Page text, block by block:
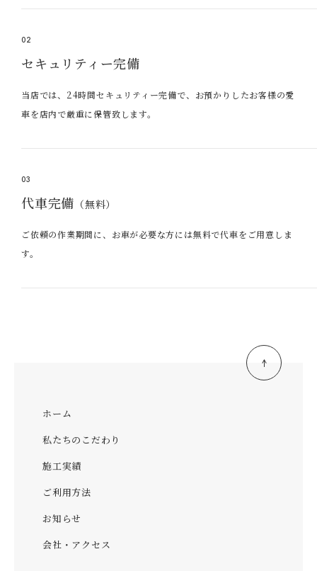
02
セキュリティー完備
当店では、24時間セキュリティー完備で、お預かりしたお客様の愛
車を店内で厳重に保管致します。
03
代車完備 （無料）
ご依頼の作業期間に、お車が必要な方には無料で代車をご用意しま
す。
ホーム
私たちのこだわり
施工実績
ご利用方法
お知らせ
会社・アクセス